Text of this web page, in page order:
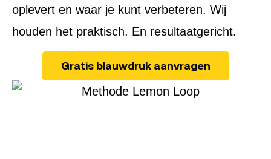
oplevert en waar je kunt verbeteren. Wij
houden het praktisch. En resultaatgericht.
Gratis blauwdruk aanvragen